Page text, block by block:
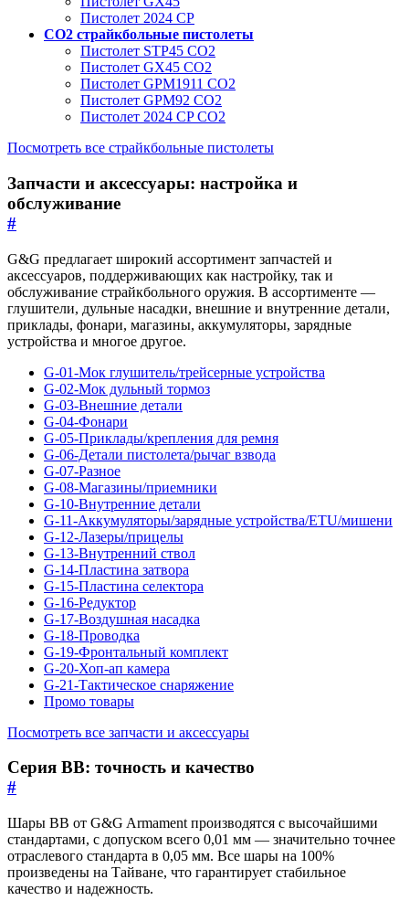
Пистолет 2024 CP
CO2 страйкбольные пистолеты
Пистолет STP45 CO2
Пистолет GX45 CO2
Пистолет GPM1911 CO2
Пистолет GPM92 CO2
Пистолет 2024 CP CO2
Посмотреть все страйкбольные пистолеты
Запчасти и аксессуары: настройка и
обслуживание
#
G&G предлагает широкий ассортимент запчастей и
аксессуаров, поддерживающих как настройку, так и
обслуживание страйкбольного оружия. В ассортименте —
глушители, дульные насадки, внешние и внутренние детали,
приклады, фонари, магазины, аккумуляторы, зарядные
устройства и многое другое.
G-01-Мок глушитель/трейсерные устройства
G-02-Мок дульный тормоз
G-03-Внешние детали
G-04-Фонари
G-05-Приклады/крепления для ремня
G-06-Детали пистолета/рычаг взвода
G-07-Разное
G-08-Магазины/приемники
G-10-Внутренние детали
G-11-Аккумуляторы/зарядные устройства/ETU/мишени
G-12-Лазеры/прицелы
G-13-Внутренний ствол
G-14-Пластина затвора
G-15-Пластина селектора
G-16-Редуктор
G-17-Воздушная насадка
G-18-Проводка
G-19-Фронтальный комплект
G-20-Хоп-ап камера
G-21-Тактическое снаряжение
Промо товары
Посмотреть все запчасти и аксессуары
Серия BB: точность и качество
#
Шары BB от G&G Armament производятся с высочайшими
стандартами, с допуском всего 0,01 мм — значительно точнее
отраслевого стандарта в 0,05 мм. Все шары на 100%
произведены на Тайване, что гарантирует стабильное
качество и надежность.